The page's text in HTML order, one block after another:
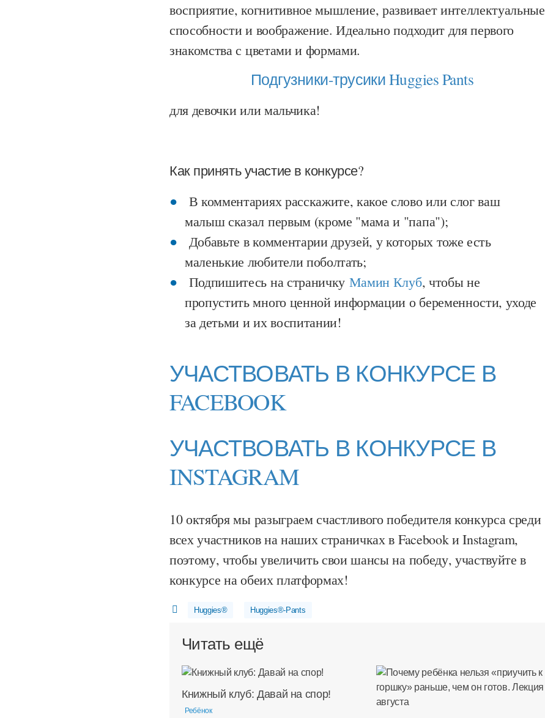
восприятие, когнитивное мышление, развивает интеллектуальные
способности и воображение. Идеально подходит для первого
знакомства с цветами и формами.
Подгузники-трусики Huggies Pants
для девочки или мальчика!
Как принять участие в конкурсе?
В комментариях расскажите, какое слово или слог ваш
малыш сказал первым (кроме "мама и "папа");
Добавьте в комментарии друзей, у которых тоже есть
маленькие любители поболтать;
Подпишитесь на страничку Мамин Клуб, чтобы не
пропустить много ценной информации о беременности, уходе
за детьми и их воспитании!
УЧАСТВОВАТЬ В КОНКУРСЕ В
FACEBOOK
УЧАСТВОВАТЬ В КОНКУРСЕ В
INSTAGRAM
10 октября мы разыграем счастливого победителя конкурса среди
всех участников на наших страничках в Facebook и Instagram,
поэтому, чтобы увеличить свои шансы на победу, участвуйте в
конкурсе на обеих платформах!
Huggies® Huggies®-Pants
Читать ещё
Книжный клуб: Давай на спор!
Ребёнок